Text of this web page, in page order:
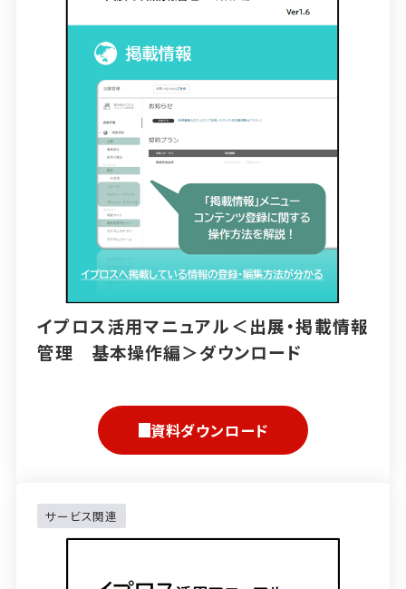
イプロス活用マニュアル＜出展・掲載情報
管理 基本操作編＞ダウンロード
資料ダウンロード
サービス関連